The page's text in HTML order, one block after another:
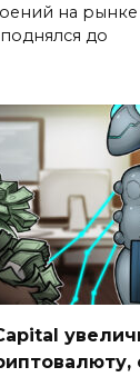
на рынке
до